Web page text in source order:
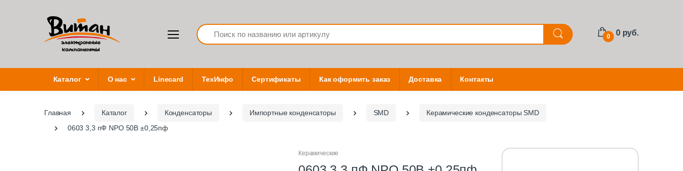
Search
0 0 руб.
Каталог О нас Linecard ТехИнфо Сертификаты Как оформить заказ Доставка Контакты
Главная Каталог Конденсаторы Импортные конденсаторы SMD
Керамические конденсаторы SMD
0603 3,3 пФ NPO 50В ±0,25пф
Керамические